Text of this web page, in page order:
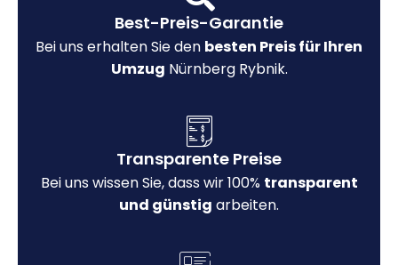
Best-Preis-Garantie
Bei uns erhalten Sie den besten Preis für Ihren
Umzug Nürnberg Rybnik.
Transparente Preise
Bei uns wissen Sie, dass wir 100% transparent
und günstig arbeiten.